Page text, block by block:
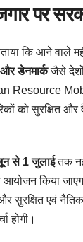
पर
कि आने वाले
डेनमार्कजैसे
Resource
को सुरक्षित
से 1 जुलाईतक
किया
सुरक्षित एवं
होगी।